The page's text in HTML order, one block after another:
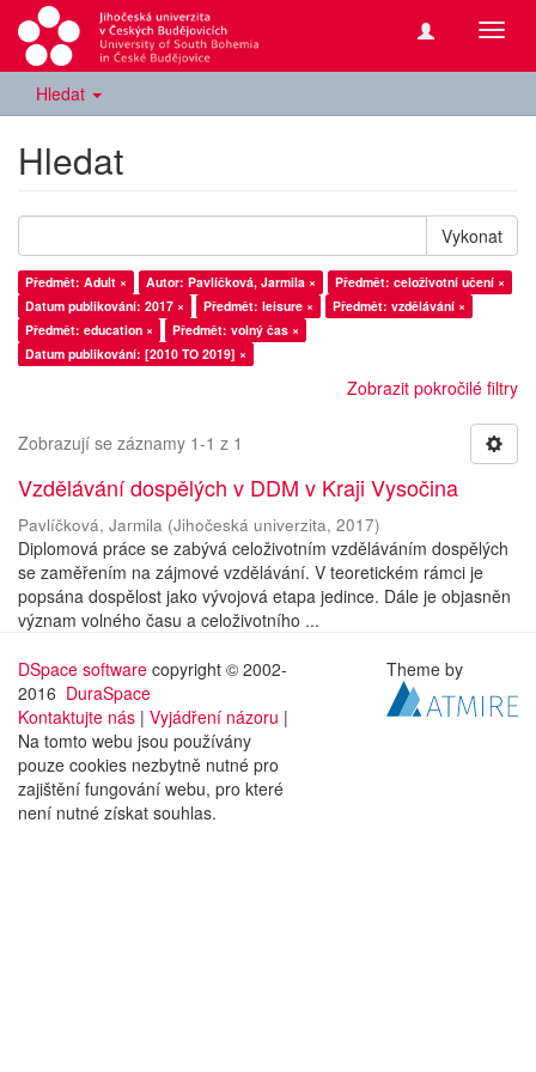
Hledat
Hledat
Vykonat
Předmět: Adult × Autor: Pavlíčková, Jarmila ×
Předmět: celoživotní učení ×
Datum publikování: 2017 ×
Předmět: leisure ×
Předmět: vzdělávání ×
Předmět: education ×
Předmět: volný čas ×
Datum publikování: [2010 TO 2019] ×
Zobrazit pokročilé filtry
Zobrazují se záznamy 1-1 z 1
Vzdělávání dospělých v DDM v Kraji Vysočina
Pavlíčková, Jarmila (Jihočeská univerzita, 2017)
Diplomová práce se zabývá celoživotním vzděláváním dospělých
se zaměřením na zájmové vzdělávání. V teoretickém rámci je
popsána dospělost jako vývojová etapa jedince. Dále je objasněn
význam volného času a celoživotního ...
DSpace software copyright © 2002-
2016 DuraSpace
Kontaktujte nás | Vyjádření názoru |
Na tomto webu jsou používány
pouze cookies nezbytně nutné pro
zajištění fungování webu, pro které
není nutné získat souhlas.
Theme by